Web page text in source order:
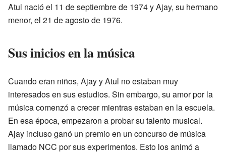
Atul nació el 11 de septiembre de 1974 y Ajay, su hermano
menor, el 21 de agosto de 1976.
Sus inicios en la música
Cuando eran niños, Ajay y Atul no estaban muy
interesados en sus estudios. Sin embargo, su amor por la
música comenzó a crecer mientras estaban en la escuela.
En esa época, empezaron a probar su talento musical.
Ajay incluso ganó un premio en un concurso de música
llamado NCC por sus experimentos. Esto los animó a